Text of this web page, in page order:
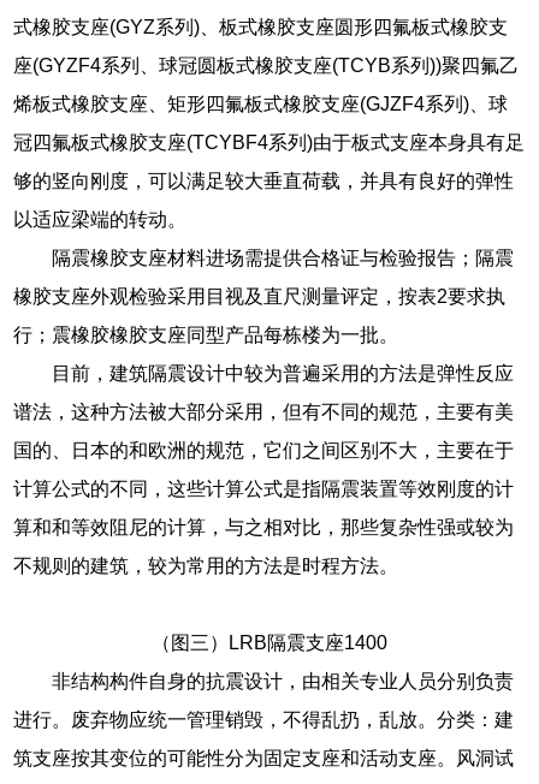
式橡胶支座(GYZ系列)、板式橡胶支座圆形四氟板式橡胶支
座(GYZF4系列、球冠圆板式橡胶支座(TCYB系列))聚四氟乙
烯板式橡胶支座、矩形四氟板式橡胶支座(GJZF4系列)、球
冠四氟板式橡胶支座(TCYBF4系列)由于板式支座本身具有足
够的竖向刚度，可以满足较大垂直荷载，并具有良好的弹性
以适应梁端的转动。
隔震橡胶支座材料进场需提供合格证与检验报告；隔震
橡胶支座外观检验采用目视及直尺测量评定，按表2要求执
行；震橡胶橡胶支座同型产品每栋楼为一批。
目前，建筑隔震设计中较为普遍采用的方法是弹性反应
谱法，这种方法被大部分采用，但有不同的规范，主要有美
国的、日本的和欧洲的规范，它们之间区别不大，主要在于
计算公式的不同，这些计算公式是指隔震装置等效刚度的计
算和和等效阻尼的计算，与之相对比，那些复杂性强或较为
不规则的建筑，较为常用的方法是时程方法。
（图三）LRB隔震支座1400
非结构构件自身的抗震设计，由相关专业人员分别负责
进行。废弃物应统一管理销毁，不得乱扔，乱放。分类：建
筑支座按其变位的可能性分为固定支座和活动支座。风洞试